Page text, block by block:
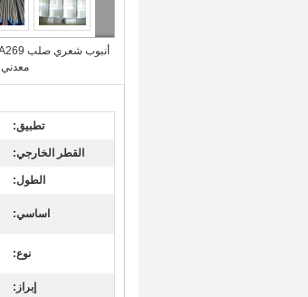
معدني OD 4 مم معرف 3 مم طول 250 مم
تطبيق:
القطر الخارجي:
الطول:
اساسي:
نوع:
إبراز: